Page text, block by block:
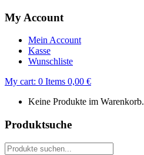
My Account
Mein Account
Kasse
Wunschliste
My cart: 0 Items 0,00 €
Keine Produkte im Warenkorb.
Produktsuche